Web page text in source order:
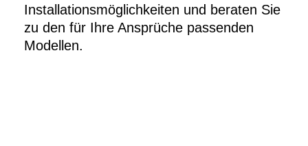
Installationsmöglichkeiten und beraten Sie
zu den für Ihre Ansprüche passenden
Modellen.